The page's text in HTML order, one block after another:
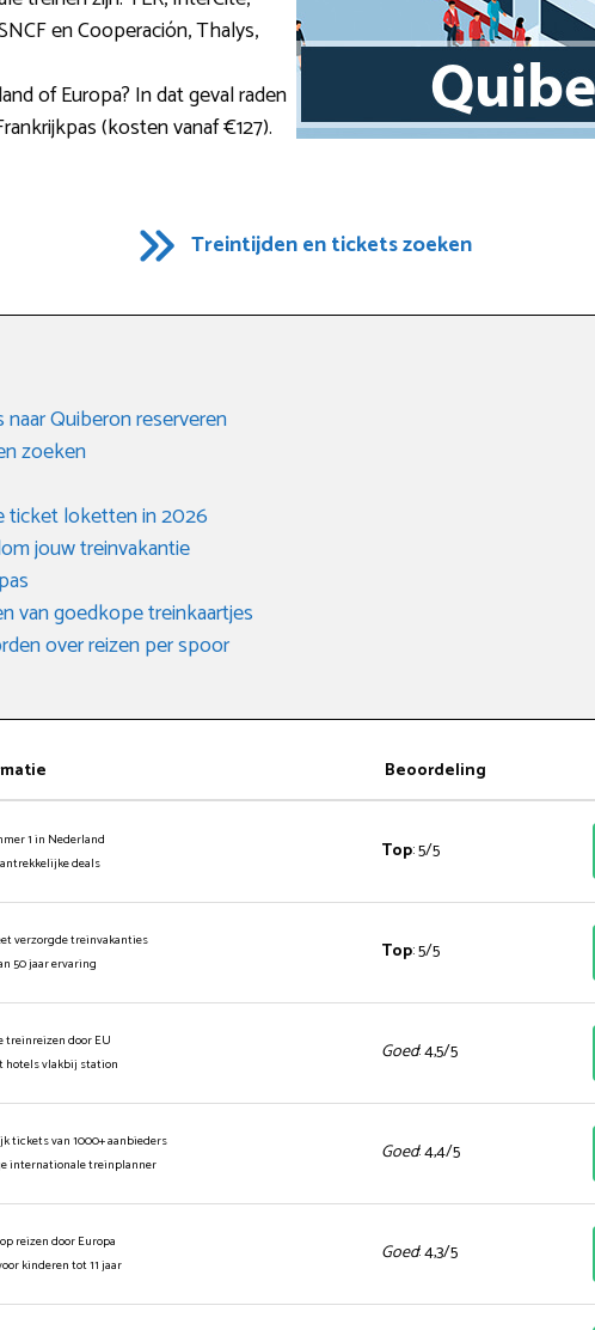
en Cooperación, Thalys,
of Europa? In dat geval raden
(kosten vanaf €127).
Treintijden en tickets zoeken
Quiberon reserveren
zoeken
ticket loketten in 2026
jouw treinvakantie
van goedkope treinkaartjes
over reizen per spoor
Beoordeling
1 in Nederland
deals
Top: 5/5
verzorgde treinvakanties
50 jaar ervaring
Top: 5/5
treinreizen door EU
hotels vlakbij station
Goed: 4,5/5
tickets van 1000+ aanbieders
internationale treinplanner
Goed: 4,4/5
reizen door Europa
kinderen tot 11 jaar
Goed: 4,3/5